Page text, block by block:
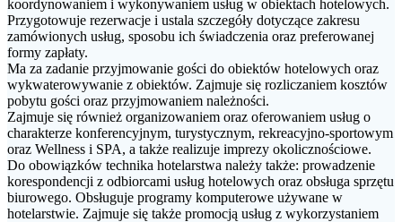
koordynowaniem i wykonywaniem usług w obiektach hotelowych.
Przygotowuje rezerwacje i ustala szczegóły dotyczące zakresu
zamówionych usług, sposobu ich świadczenia oraz preferowanej
formy zapłaty.
Ma za zadanie przyjmowanie gości do obiektów hotelowych oraz
wykwaterowywanie z obiektów. Zajmuje się rozliczaniem kosztów
pobytu gości oraz przyjmowaniem należności.
Zajmuje się również organizowaniem oraz oferowaniem usług o
charakterze konferencyjnym, turystycznym, rekreacyjno-sportowym
oraz Wellness i SPA, a także realizuje imprezy okolicznościowe.
Do obowiązków technika hotelarstwa należy także: prowadzenie
korespondencji z odbiorcami usług hotelowych oraz obsługa sprzętu
biurowego. Obsługuje programy komputerowe używane w
hotelarstwie. Zajmuje się także promocją usług z wykorzystaniem